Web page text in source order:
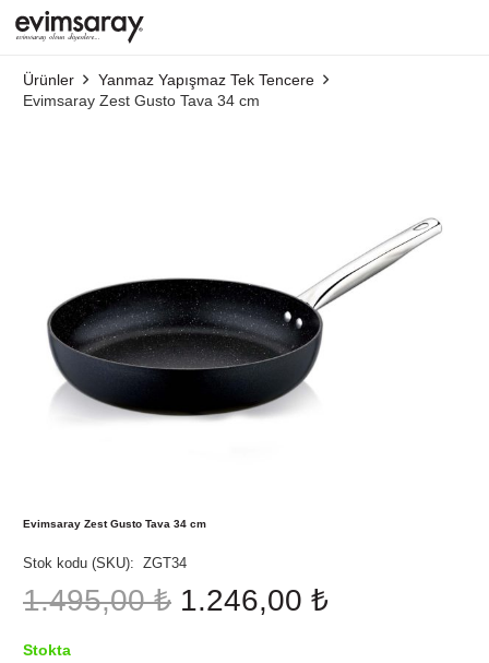
Ürünler
Yanmaz Yapışmaz Tek Tencere
Evimsaray Zest Gusto Tava 34 cm
Evimsaray Zest Gusto Tava 34 cm
Stok kodu (SKU): ZGT34
1.495,00₺ Orijinal
fiyat:
1.246,00 ₺Şu
Stokta